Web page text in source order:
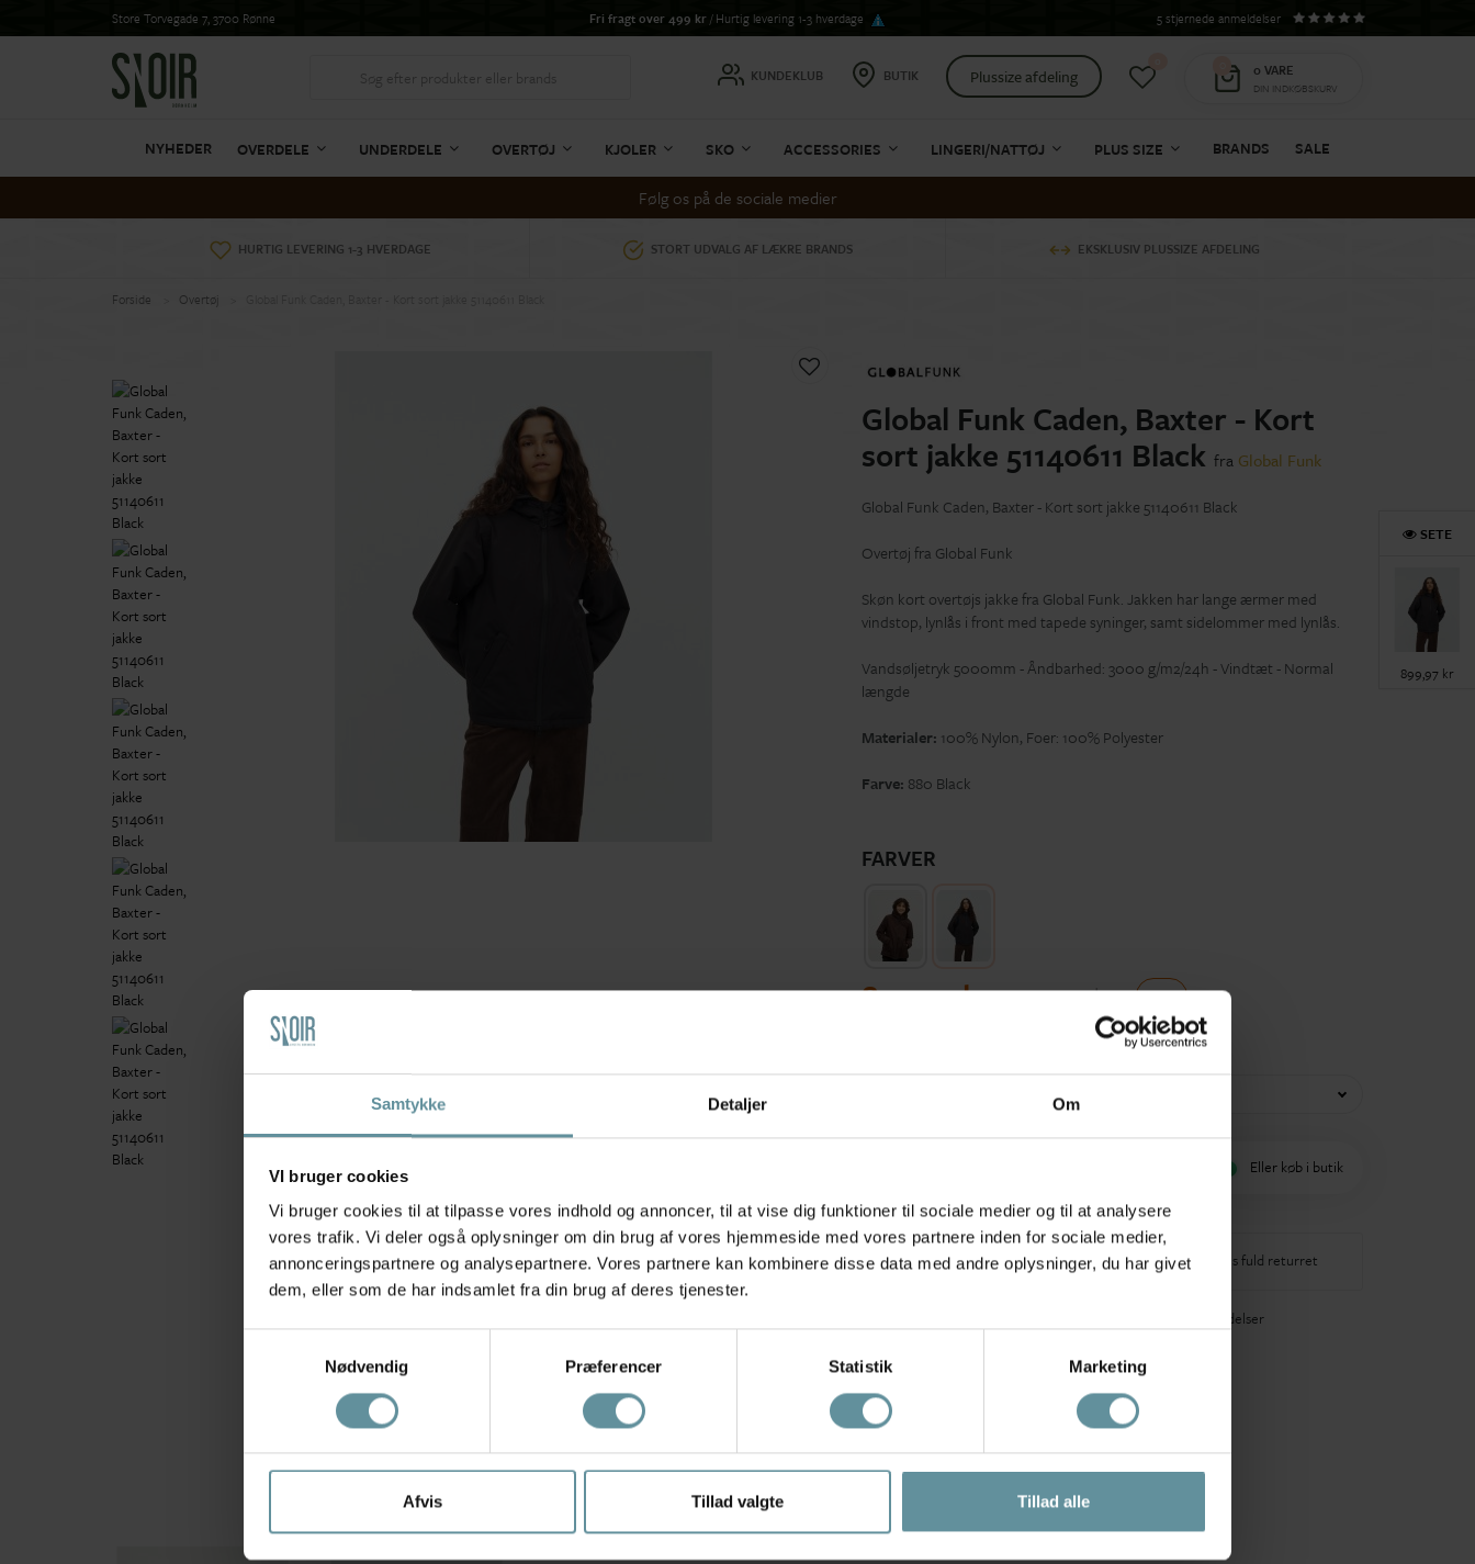
Samtykke Detaljer Om
VI bruger cookies
Vi bruger cookies til at tilpasse vores indhold og annoncer, til at vise dig funktioner til sociale medier og til at analysere
vores trafik. Vi deler også oplysninger om din brug af vores hjemmeside med vores partnere inden for sociale medier,
annonceringspartnere og analysepartnere. Vores partnere kan kombinere disse data med andre oplysninger, du har givet
dem, eller som de har indsamlet fra din brug af deres tjenester.
Nødvendig
Præferencer Statistik Marketing
Afvis Tillad valgte Tillad alle
Store Torvegade 7, 3700 Rønne Fri fragt over 499 kr/ Hurtig levering 1-3 hverdage 5 stjernede anmeldelser
0 VARE
DIN INDKØBSKURV
KUNDEKLUB BUTIK Plussize afdeling
NYHEDER OVERDELE UNDERDELE OVERTØJ KJOLER SKO ACCESSORIES LINGERI/NATTØJ PLUS SIZE BRANDS SALE
Følg os på de sociale medier
HURTIG LEVERING 1-3 HVERDAGE STORT UDVALG AF LÆKRE BRANDS EKSKLUSIV PLUSSIZE AFDELING
Forside Overtøj
Global Funk Caden, Baxter - Kort
sort jakke 51140611 Black fra Global Funk
Global Funk Caden, Baxter - Kort sort jakke 51140611 Black
Overtøj fra Global Funk
Skøn kort overtøjs jakke fra Global Funk. Jakken har lange ærmer med
vindstop, lynlås i front med tapede syninger, samt sidelommer med lynlås.
Vandsøljetryk 5000mm - Åndbarhed: 3000 g/m2/24h - Vindtæt - Normal
længde
Materialer: 100% Nylon, Foer: 100% Polyester
Farve: 880 Black
FARVER
899,97 kr 1.499,95 kr 40%
Eller køb i butik
Hurtig 1-3 dages levering 14 dages fuld returret
40+ glade anmeldelser
Produkter med samme mærke
SETE
899,97 kr